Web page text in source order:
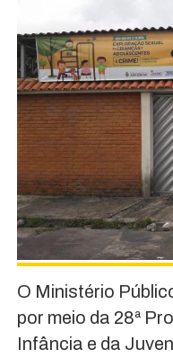
O Ministério
por meio da 28ª
Infância e da